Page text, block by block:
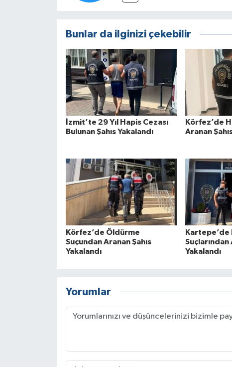
Bunlar da ilginizi çekebilir
İzmit’te 29 Yıl Hapis Cezası
Bulunan Şahıs Yakalandı
Körfez’de
Aranan
Körfez’de Öldürme
Suçundan Aranan Şahıs
Yakalandı
Kartepe’de
Suçlarından
Yakalandı
Yorumlar